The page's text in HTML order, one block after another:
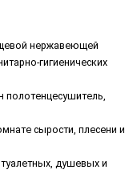
нержавеющей
гигиенических
полотенцесушитель,
сырости, плесени и
душевых и